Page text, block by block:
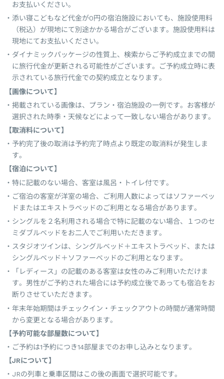
お支払いください。
添い寝こどもなど代金が0円の宿泊施設においても、施設使用料
（税込）が現地にて別途かかる場合がございます。施設使用料は
現地にてお支払いください。
ダイナミックパッケージの性質上、検索からご予約成立までの間
に旅行代金が更新される可能性がございます。ご予約成立時に表
示されている旅行代金での契約成立となります。
【画像について】
掲載されている画像は、プラン・宿泊施設の一例です。お客様が
選択された時季・天候などによって一致しない場合があります。
【取消料について】
予約完了後の取消は予約完了時点より既定の取消料が発生しま
す。
【宿泊について】
特に記載のない場合、客室は風呂・トイレ付です。
ご宿泊の客室が洋室の場合、ご利用人数によってはソファーベッ
ドまたはエキストラベッドのご利用となる場合があります。
シングルを２名利用される場合で特に記載のない場合、１つのセ
ミダブルベッドをお二人でご利用いただきます。
スタジオツインは、シングルベッド＋エキストラベッド、または
シングルベッド＋ソファーベッドのご利用となります。
「レディース」の記載のある客室は女性のみご利用いただけま
す。男性がご予約された場合には予約成立後であっても宿泊をお
断りさせていただきます。
年末年始期間はチェックイン・チェックアウトの時間が通常時間
から変更となる場合があります。
【予約可能な部屋数について】
ご予約は1予約につき14部屋までのお申し込みとなります。
【JRについて】
JRの列車と乗車区間はこの後の画面で選択可能です。